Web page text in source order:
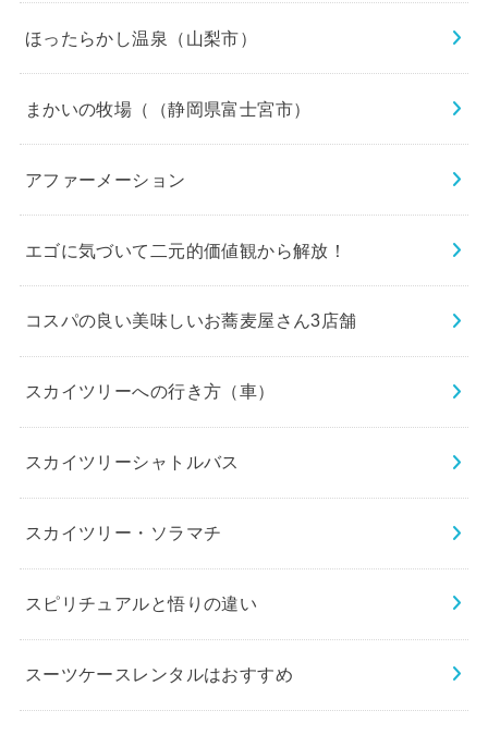
ほったらかし温泉（山梨市）
まかいの牧場（（静岡県富士宮市）
アファーメーション
エゴに気づいて二元的価値観から解放！
コスパの良い美味しいお蕎麦屋さん3店舗
スカイツリーへの行き方（車）
スカイツリーシャトルバス
スカイツリー・ソラマチ
スピリチュアルと悟りの違い
スーツケースレンタルはおすすめ